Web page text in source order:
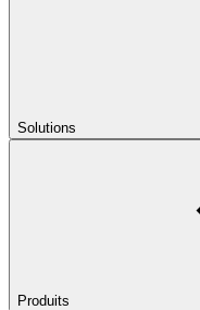
Solutions
Produits